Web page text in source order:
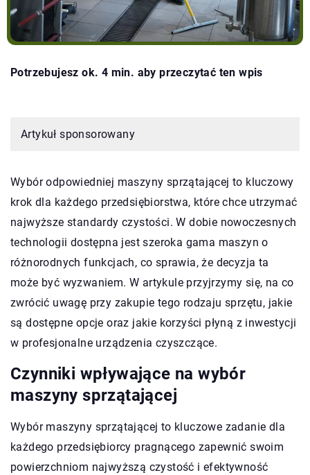
Potrzebujesz ok. 4 min. aby przeczytać ten wpis
Artykuł sponsorowany
Wybór odpowiedniej maszyny sprzątającej to kluczowy
krok dla każdego przedsiębiorstwa, które chce utrzymać
najwyższe standardy czystości. W dobie nowoczesnych
technologii dostępna jest szeroka gama maszyn o
różnorodnych funkcjach, co sprawia, że decyzja ta
może być wyzwaniem. W artykule przyjrzymy się, na co
zwrócić uwagę przy zakupie tego rodzaju sprzętu, jakie
są dostępne opcje oraz jakie korzyści płyną z inwestycji
w profesjonalne urządzenia czyszczące.
Czynniki wpływające na wybór
maszyny sprzątającej
Wybór maszyny sprzątającej to kluczowe zadanie dla
każdego przedsiębiorcy pragnącego zapewnić swoim
powierzchniom najwyższą czystość i efektywność